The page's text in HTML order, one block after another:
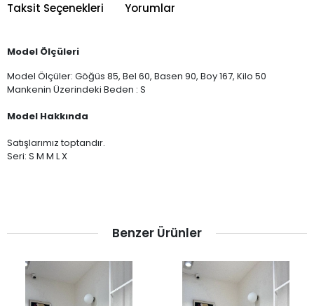
Taksit Seçenekleri Yorumlar
Model Ölçüleri
Model Ölçüler: Göğüs 85, Bel 60, Basen 90, Boy 167, Kilo 50
Mankenin Üzerindeki Beden : S
Model Hakkında
Satışlarımız toptandır.
Seri: S M M L X
Benzer Ürünler